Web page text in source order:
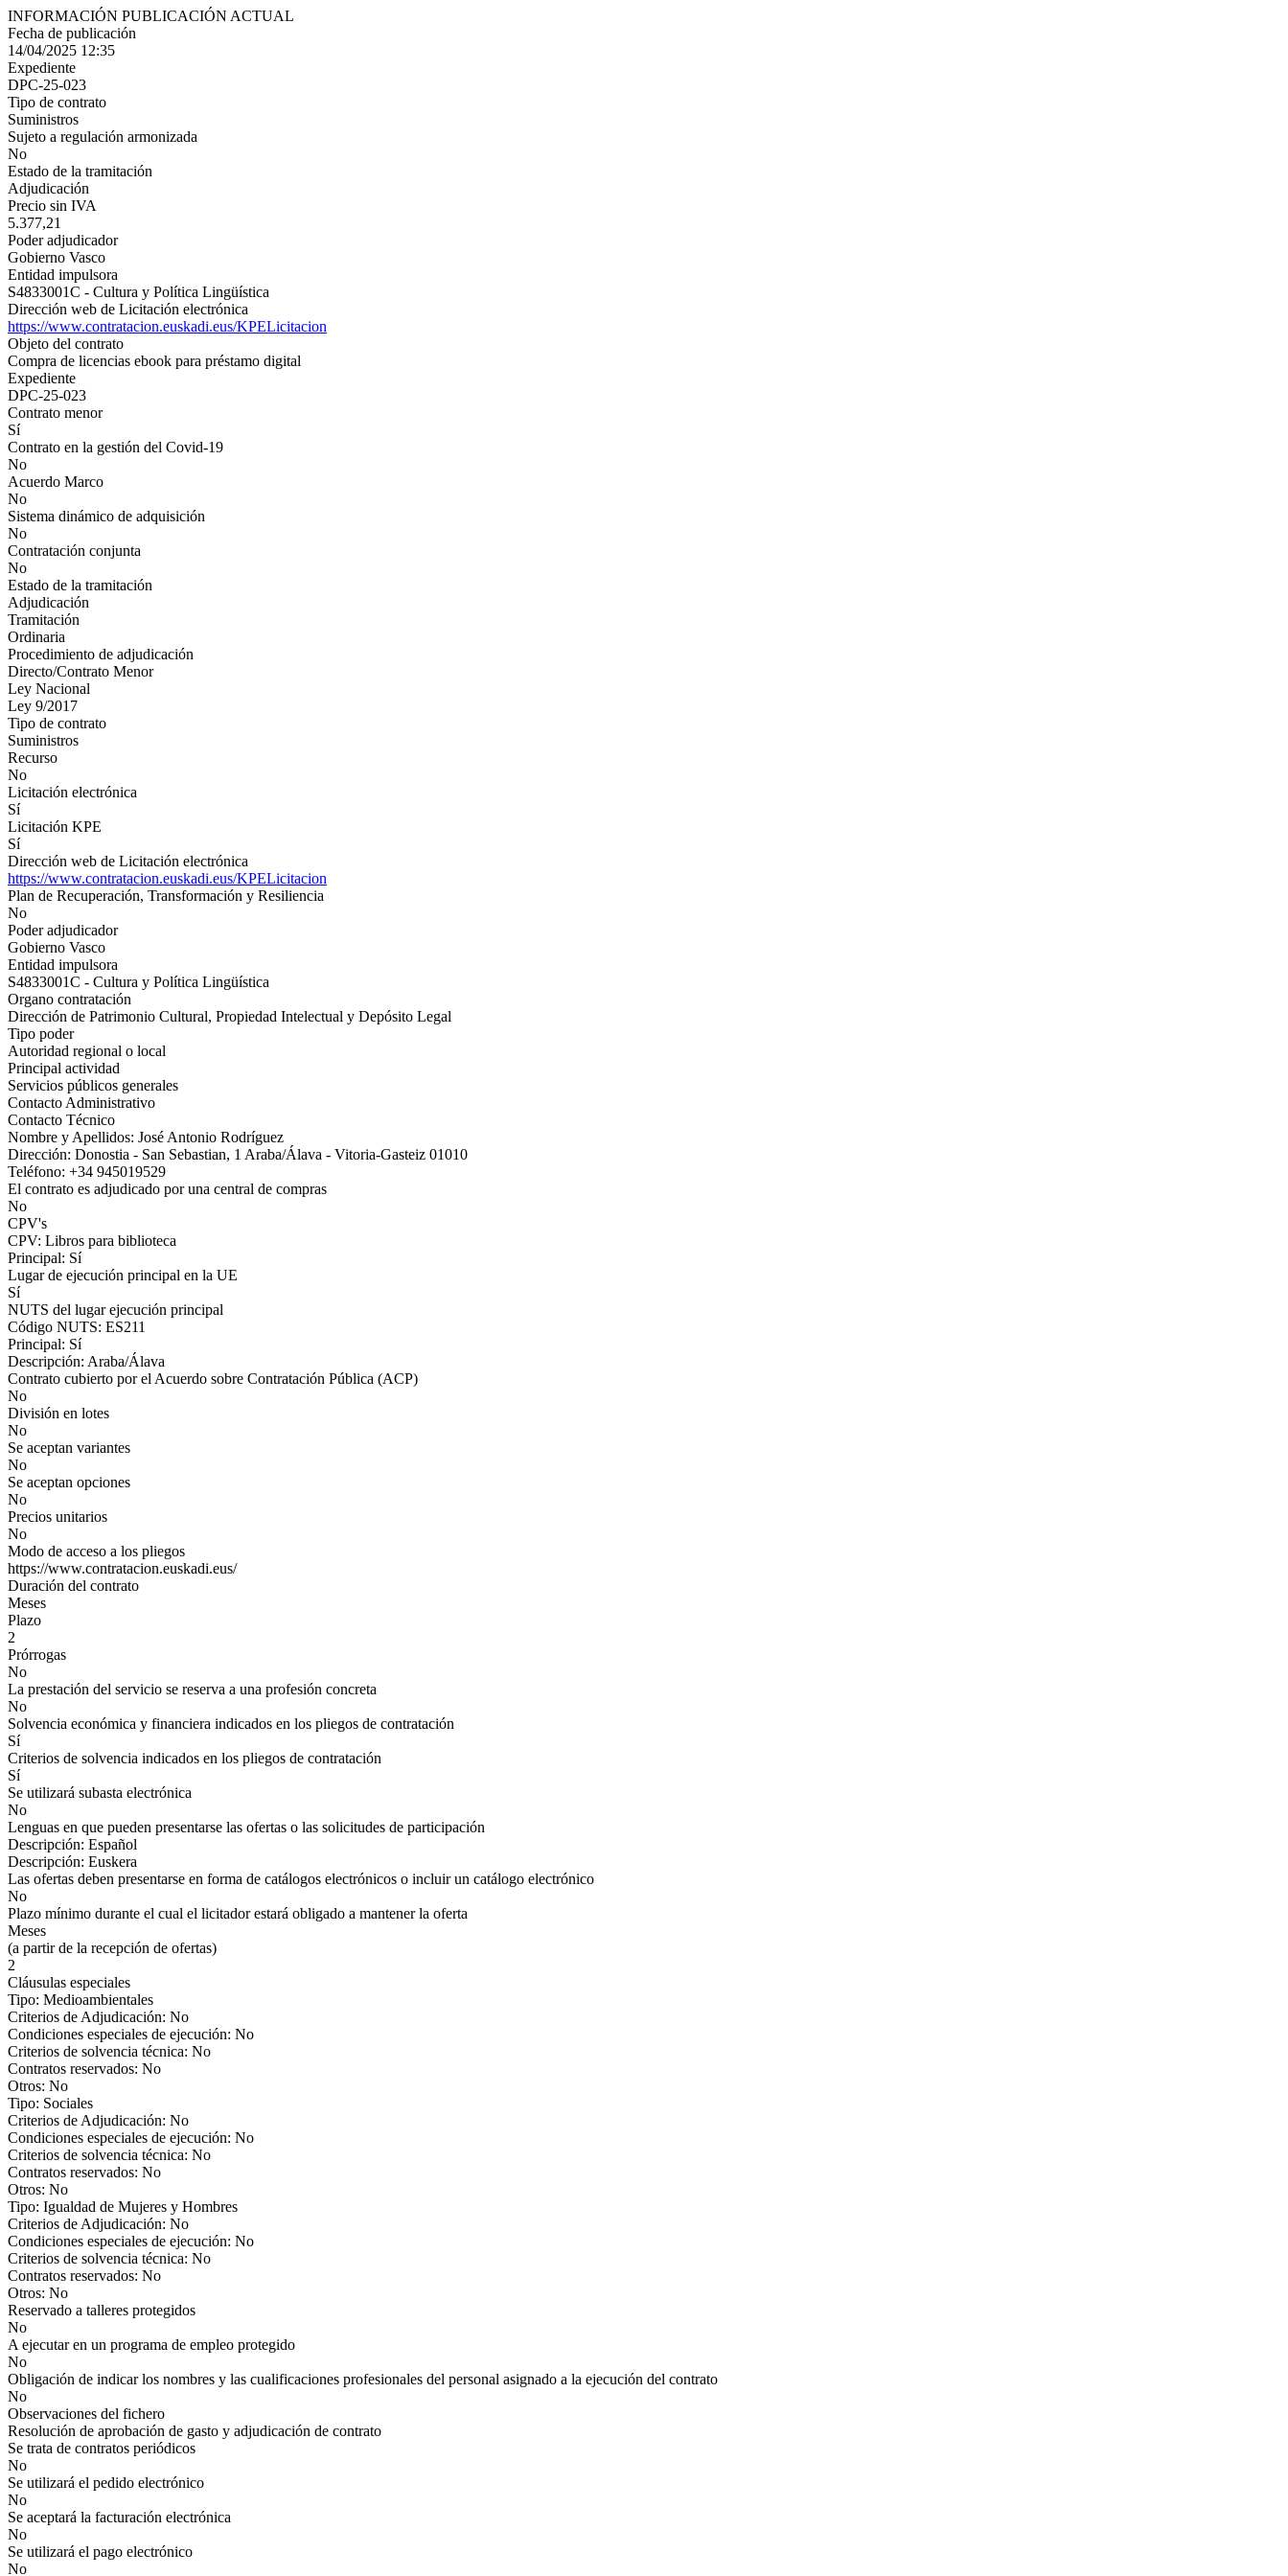
INFORMACIÓN PUBLICACIÓN ACTUAL
Fecha de publicación
14/04/2025 12:35
Expediente
DPC-25-023
Tipo de contrato
Suministros
Sujeto a regulación armonizada
No
Estado de la tramitación
Adjudicación
Precio sin IVA
5.377,21
Poder adjudicador
Gobierno Vasco
Entidad impulsora
S4833001C - Cultura y Política Lingüística
Dirección web de Licitación electrónica
https://www.contratacion.euskadi.eus/KPELicitacion
Objeto del contrato
Compra de licencias ebook para préstamo digital
Expediente
DPC-25-023
Contrato menor
Sí
Contrato en la gestión del Covid-19
No
Acuerdo Marco
No
Sistema dinámico de adquisición
No
Contratación conjunta
No
Estado de la tramitación
Adjudicación
Tramitación
Ordinaria
Procedimiento de adjudicación
Directo/Contrato Menor
Ley Nacional
Ley 9/2017
Tipo de contrato
Suministros
Recurso
No
Licitación electrónica
Sí
Licitación KPE
Sí
Dirección web de Licitación electrónica
https://www.contratacion.euskadi.eus/KPELicitacion
Plan de Recuperación, Transformación y Resiliencia
No
Poder adjudicador
Gobierno Vasco
Entidad impulsora
S4833001C - Cultura y Política Lingüística
Organo contratación
Dirección de Patrimonio Cultural, Propiedad Intelectual y Depósito Legal
Tipo poder
Autoridad regional o local
Principal actividad
Servicios públicos generales
Contacto Administrativo
Contacto Técnico
Nombre y Apellidos: José Antonio Rodríguez
Dirección: Donostia - San Sebastian, 1 Araba/Álava - Vitoria-Gasteiz 01010
Teléfono: +34 945019529
El contrato es adjudicado por una central de compras
No
CPV's
CPV: Libros para biblioteca
Principal: Sí
Lugar de ejecución principal en la UE
Sí
NUTS del lugar ejecución principal
Código NUTS: ES211
Principal: Sí
Descripción: Araba/Álava
Contrato cubierto por el Acuerdo sobre Contratación Pública (ACP)
No
División en lotes
No
Se aceptan variantes
No
Se aceptan opciones
No
Precios unitarios
No
Modo de acceso a los pliegos
https://www.contratacion.euskadi.eus/
Duración del contrato
Meses
Plazo
2
Prórrogas
No
La prestación del servicio se reserva a una profesión concreta
No
Solvencia económica y financiera indicados en los pliegos de contratación
Sí
Criterios de solvencia indicados en los pliegos de contratación
Sí
Se utilizará subasta electrónica
No
Lenguas en que pueden presentarse las ofertas o las solicitudes de participación
Descripción: Español
Descripción: Euskera
Las ofertas deben presentarse en forma de catálogos electrónicos o incluir un catálogo electrónico
No
Plazo mínimo durante el cual el licitador estará obligado a mantener la oferta
Meses
(a partir de la recepción de ofertas)
2
Cláusulas especiales
Tipo: Medioambientales
Criterios de Adjudicación: No
Condiciones especiales de ejecución: No
Criterios de solvencia técnica: No
Contratos reservados: No
Otros: No
Tipo: Sociales
Criterios de Adjudicación: No
Condiciones especiales de ejecución: No
Criterios de solvencia técnica: No
Contratos reservados: No
Otros: No
Tipo: Igualdad de Mujeres y Hombres
Criterios de Adjudicación: No
Condiciones especiales de ejecución: No
Criterios de solvencia técnica: No
Contratos reservados: No
Otros: No
Reservado a talleres protegidos
No
A ejecutar en un programa de empleo protegido
No
Obligación de indicar los nombres y las cualificaciones profesionales del personal asignado a la ejecución del contrato
No
Observaciones del fichero
Resolución de aprobación de gasto y adjudicación de contrato
Se trata de contratos periódicos
No
Se utilizará el pedido electrónico
No
Se aceptará la facturación electrónica
No
Se utilizará el pago electrónico
No